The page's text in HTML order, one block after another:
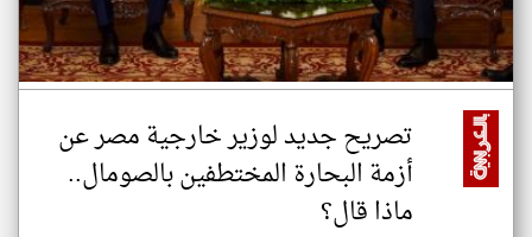
تصريح جديد لوزير خارجية مصر عن
أزمة البحارة المختطفين بالصومال..
ماذا قال؟